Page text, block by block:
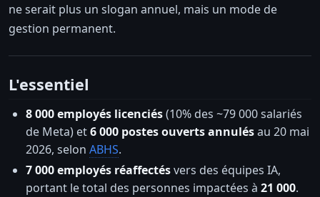
ne serait plus un slogan annuel, mais un mode de
gestion permanent.
L'essentiel
8 000 employés licenciés(10% des ~79 000 salariés
de Meta) et6 000 postes ouverts annulésau 20 mai
2026, selon ABHS.
7 000 employés réaffectésvers des équipes IA,
portant le total des personnes impactées à 21 000.